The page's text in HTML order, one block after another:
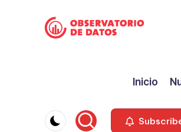
o
facts
Inicio